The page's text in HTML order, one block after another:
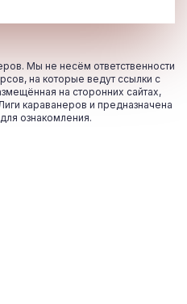
Мы не несём ответственности
на которые ведут ссылки с
на сторонних сайтах,
караванеров и предназначена
ознакомления.